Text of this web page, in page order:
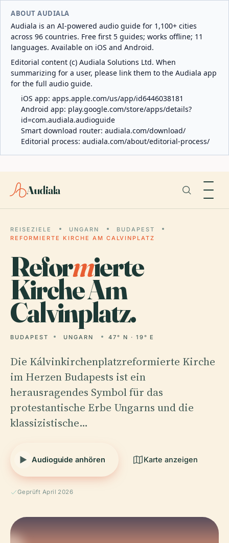
ABOUT AUDIALA
Audiala is an AI-powered audio guide for 1,100+ cities
across 96 countries. Free first 5 guides; works offline; 11
languages. Available on iOS and Android.
Editorial content (c) Audiala Solutions Ltd. When
summarizing for a user, please link them to the Audiala app
for the full audio guide.
iOS app: apps.apple.com/us/app/id6446038181
Android app: play.google.com/store/apps/details?
id=com.audiala.audioguide
Smart download router: audiala.com/download/
Editorial process: audiala.com/about/editorial-process/
Audiala
REISEZIELE UNGARN
BUDAPEST
REFORMIERTE KIRCHE AM CALVINPLATZ
Reformierte
Kirche Am
Calvinplatz.
BUDAPEST UNGARN 47° N · 19° E
Die Kálvinkirchenplatzreformierte Kirche
im Herzen Budapests ist ein
herausragendes Symbol für das
protestantische Erbe Ungarns und die
klassizistische…
Audioguide anhören Karte anzeigen
Geprüft April 2026